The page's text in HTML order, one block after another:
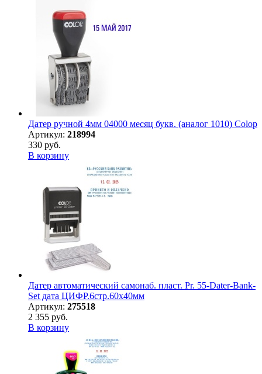
Датер ручной 4мм 04000 месяц букв. (аналог 1010) Colop
Артикул: 218994
330 руб.
В корзину
Датер автоматический самонаб. пласт. Pr. 55-Dater-Bank-
Set дата ЦИФР.6стр.60х40мм
Артикул: 275518
2 355 руб.
В корзину